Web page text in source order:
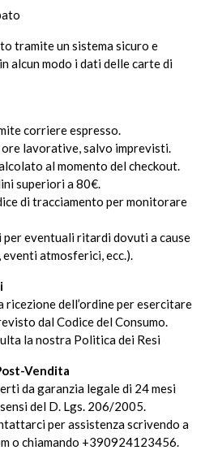
tramite un sistema sicuro e
alcun modo i dati delle carte di
corriere espresso.
lavorative, salvo imprevisti.
al momento del checkout.
superiori a 80€.
di tracciamento per monitorare
per eventuali ritardi dovuti a cause
atmosferici, ecc.).
dell’ordine per esercitare
dal Codice del Consumo.
la nostra Politica dei Resi
Vendita
da garanzia legale di 24 mesi
del D. Lgs. 206/2005.
per assistenza scrivendo a
o chiamando +390924123456.